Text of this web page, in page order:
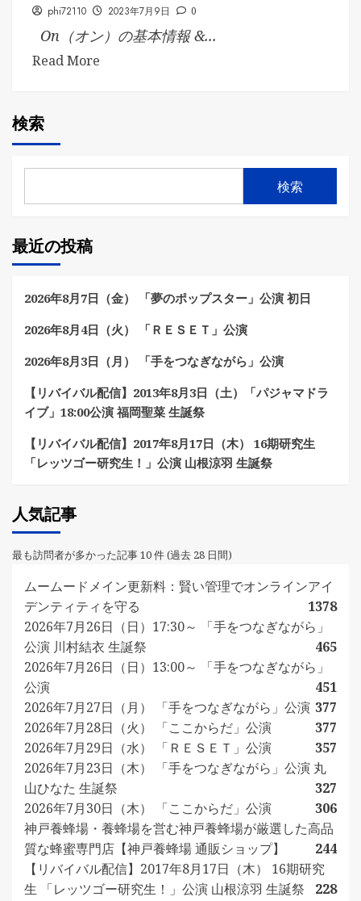
phi72110 2023年7月9日 0
On（オン）の基本情報 &...
Read More
検索
検索
最近の投稿
2026年8月7日（金） 「夢のポップスター」公演 初日
2026年8月4日（火） 「ＲＥＳＥＴ」公演
2026年8月3日（月） 「手をつなぎながら」公演
【リバイバル配信】2013年8月3日（土）「パジャマドラ
イブ」18:00公演 福岡聖菜 生誕祭
【リバイバル配信】2017年8月17日（木） 16期研究生
「レッツゴー研究生！」公演 山根涼羽 生誕祭
人気記事
最も訪問者が多かった記事 10 件 (過去 28 日間)
ムームードメイン更新料：賢い管理でオンラインアイ
デンティティを守る
1378
2026年7月26日（日）17:30～ 「手をつなぎながら」
公演 川村結衣 生誕祭
465
2026年7月26日（日）13:00～ 「手をつなぎながら」
公演
451
2026年7月27日（月） 「手をつなぎながら」公演 377
2026年7月28日（火） 「ここからだ」公演
377
2026年7月29日（水） 「ＲＥＳＥＴ」公演
357
2026年7月23日（木） 「手をつなぎながら」公演 丸
山ひなた 生誕祭
327
2026年7月30日（木） 「ここからだ」公演
306
神戸養蜂場・養蜂場を営む神戸養蜂場が厳選した高品
質な蜂蜜専門店【神戸養蜂場 通販ショップ】
244
【リバイバル配信】2017年8月17日（木） 16期研究
生 「レッツゴー研究生！」公演 山根涼羽 生誕祭
228